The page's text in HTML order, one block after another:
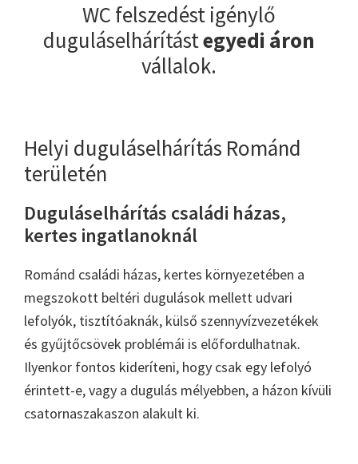
WC felszedést igénylő
duguláselhárítástegyedi áron
vállalok.
Helyi duguláselhárítás Románd
területén
Duguláselhárítás családi házas,
kertes ingatlanoknál
Románd családi házas, kertes környezetében a
megszokott beltéri dugulások mellett udvari
lefolyók, tisztítóaknák, külső szennyvízvezetékek
és gyűjtőcsövek problémái is előfordulhatnak.
Ilyenkor fontos kideríteni, hogy csak egy lefolyó
érintett-e, vagy a dugulás mélyebben, a házon kívüli
csatornaszakaszon alakult ki.